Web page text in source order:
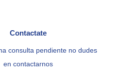
Contactate
consulta pendiente no dudes
en contactarnos